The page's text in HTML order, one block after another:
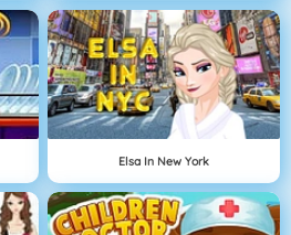
Elsa In New York